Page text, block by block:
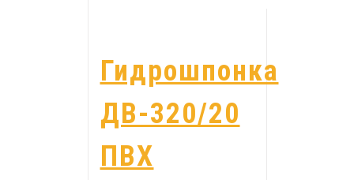
Гидрошпонка
ДВ-320/20
ПВХ